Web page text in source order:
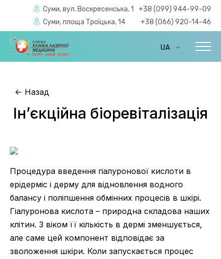
Суми, вул. Воскресенська, 1
+38 (099) 944-99-09
Суми, площа Троїцька, 14
+38 (066) 920-14-46
UA
<- Назад
Ін’єкційна біоревіталізація
Процедура введення гіалуронової кислоти в
ерідерміс і дерму для відновлення водного
балансу і поліпшення обмінних процесів в шкірі.
Гіалуронова кислота – природна складова наших
клітин. З віком її кількість в дермі зменшується,
але саме цей компонент відповідає за
зволоження шкіри. Коли запускається процес